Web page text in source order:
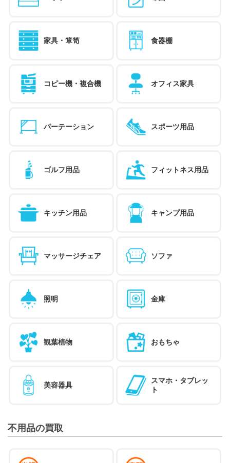
家具・箪笥 食器棚
コピー機・複合機 オフィス家具
パーテーション スポーツ用品
ゴルフ用品 フィットネス用品
キッチン用品 キャンプ用品
マッサージチェア ソファ
照明 金庫
観葉植物 おもちゃ
美容器具
スマホ・タブレッ
ト
不用品の買取